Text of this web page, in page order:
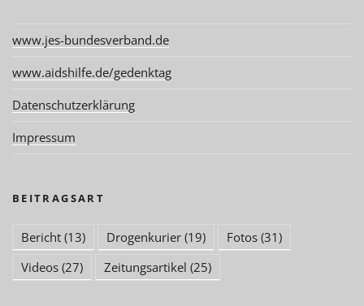
www.jes-bundesverband.de
www.aidshilfe.de/gedenktag
Datenschutzerklärung
Impressum
BEITRAGSART
Bericht (13) Drogenkurier (19) Fotos (31)
Videos (27) Zeitungsartikel (25)